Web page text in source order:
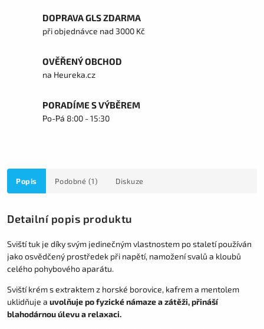
DOPRAVA GLS ZDARMA
při objednávce nad 3000 Kč
OVĚŘENÝ OBCHOD
na Heureka.cz
PORADÍME S VÝBĚREM
Po-Pá 8:00 - 15:30
Popis Podobné (1) Diskuze
Detailní popis produktu
Sviští tuk je díky svým jedinečným vlastnostem po staletí používán
jako osvědčený prostředek při napětí, namožení svalů a kloubů
celého pohybového aparátu.
Sviští krém s extraktem z horské borovice, kafrem a mentolem
uklidňuje a uvolňuje po fyzické námaze a zátěži, přináší
blahodárnou úlevu a relaxaci.